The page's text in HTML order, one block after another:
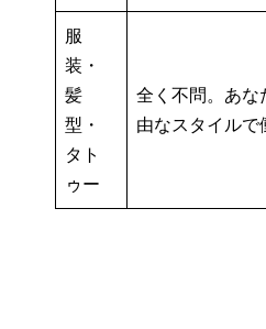
服
装・
髪
型・
タト
ゥー
全く不問。あな
由なスタイルで